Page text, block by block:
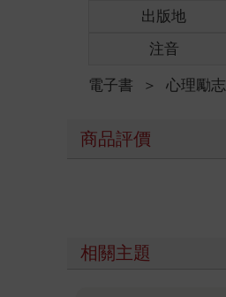
出版地
注音
電子書 ＞ 心理勵志
商品評價
相關主題